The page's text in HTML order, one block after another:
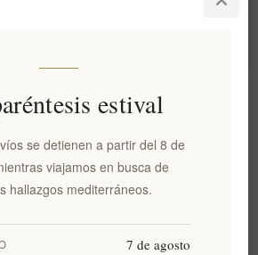
Información
Mi cuenta
estival
se detienen a partir del 8 de
viajamos en busca de
hallazgos mediterráneos.
7 de agosto